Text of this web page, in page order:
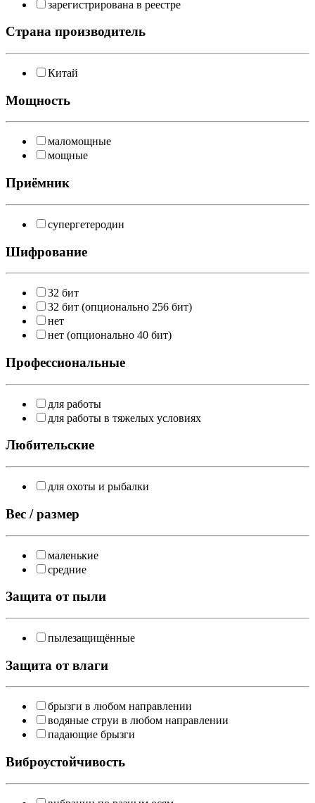
зарегистрирована в реестре
Страна производитель
Китай
Мощность
маломощные
мощные
Приёмник
супергетеродин
Шифрование
32 бит
32 бит (опционально 256 бит)
нет
нет (опционально 40 бит)
Профессиональные
для работы
для работы в тяжелых условиях
Любительские
для охоты и рыбалки
Вес / размер
маленькие
средние
Защита от пыли
пылезащищённые
Защита от влаги
брызги в любом направлении
водяные струи в любом направлении
падающие брызги
Виброустойчивость